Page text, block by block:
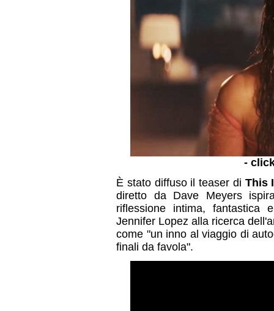
-
È stato diffuso il teaser di This
diretto da Dave Meyers
riflessione intima, fantastica
Jennifer Lopez alla ricerca
come "un inno al viaggio di
finali da favola".